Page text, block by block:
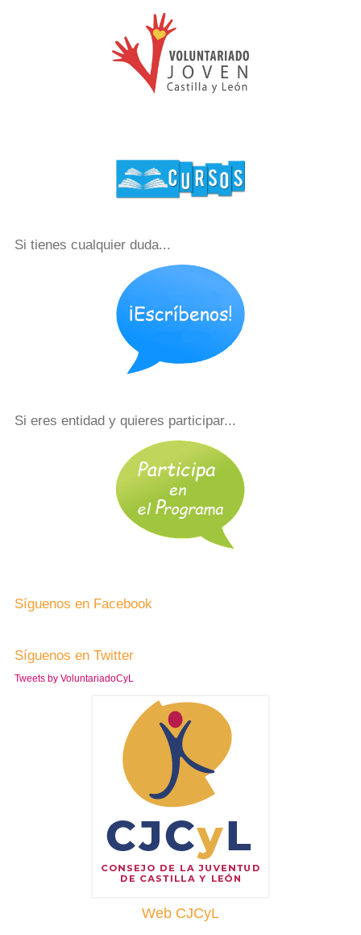
Si tienes cualquier duda...
Si eres entidad y quieres participar...
Síguenos en Facebook
Síguenos en Twitter
Tweets by VoluntariadoCyL
Web CJCyL